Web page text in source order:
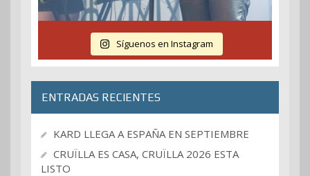
Síguenos en Instagram
ENTRADAS RECIENTES
KARD LLEGA A ESPAÑA EN SEPTIEMBRE
CRUÏLLA ES CASA, CRUÏLLA 2026 ESTA
LISTO